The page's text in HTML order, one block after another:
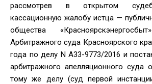
рассмотрев в открытом
кассационную жалобу истца —
общества
Арбитражного суда Красноярского
года по делу N А33-9773/2016 и
арбитражного апелляционного суда
тому же делу (суд первой